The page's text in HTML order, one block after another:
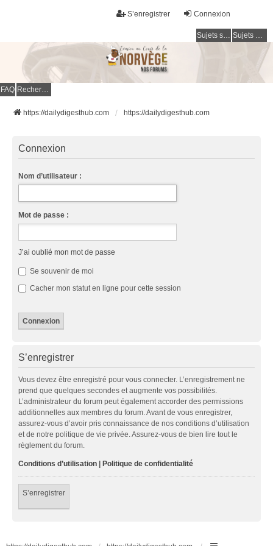
Connexion
S’enregistrer
Sujets sans réponse Sujets actifs
FAQ Rechercher
https://dailydigesthub.com https://dailydigesthub.com
Connexion
Nom d’utilisateur :
Mot de passe :
J’ai oublié mon mot de passe
Se souvenir de moi
Cacher mon statut en ligne pour cette session
S’enregistrer
Vous devez être enregistré pour vous connecter. L’enregistrement ne
prend que quelques secondes et augmente vos possibilités.
L’administrateur du forum peut également accorder des permissions
additionnelles aux membres du forum. Avant de vous enregistrer,
assurez-vous d’avoir pris connaissance de nos conditions d’utilisation
et de notre politique de vie privée. Assurez-vous de bien lire tout le
règlement du forum.
Conditions d’utilisation Politique de confidentialité
S’enregistrer